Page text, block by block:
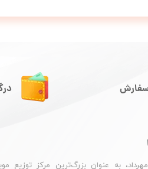
سفارش
به عنوان بزرگ‌ترین مرکز توزیع